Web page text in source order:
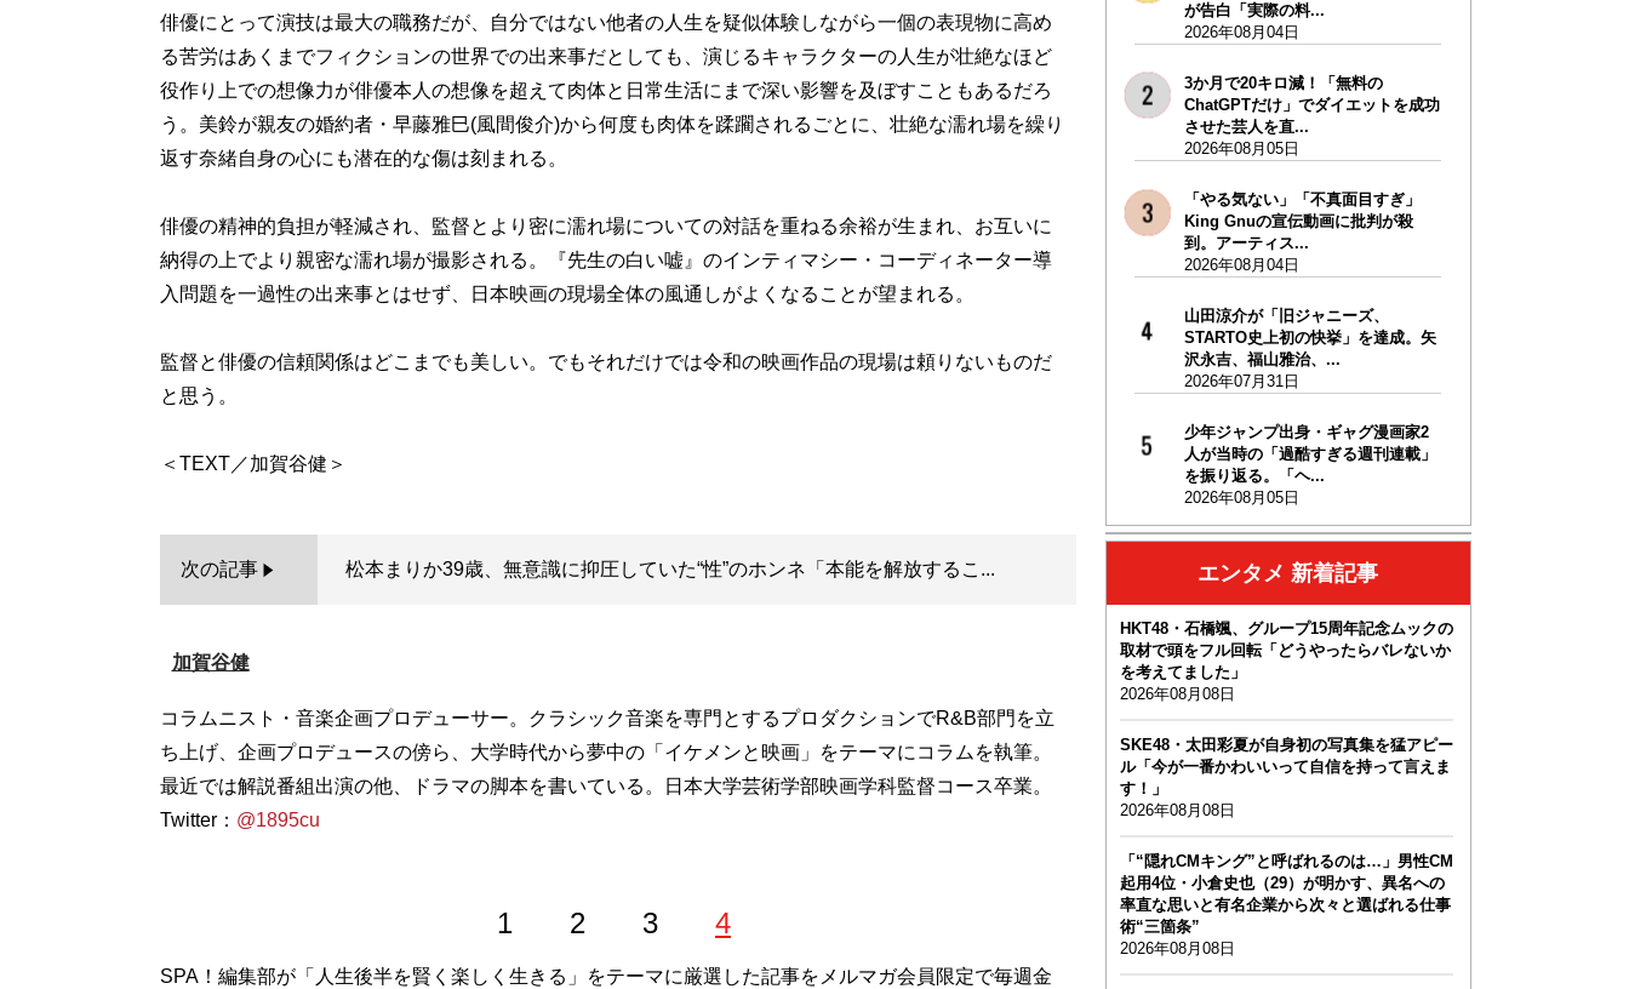
俳優にとって演技は最大の職務だが、自分ではない他者の人生を疑似体験しながら一個の表現物に高め
る苦労はあくまでフィクションの世界での出来事だとしても、演じるキャラクターの人生が壮絶なほど
役作り上での想像力が俳優本人の想像を超えて肉体と日常生活にまで深い影響を及ぼすこともあるだろ
う。美鈴が親友の婚約者・早藤雅巳(風間俊介)から何度も肉体を蹂躙されるごとに、壮絶な濡れ場を繰り
返す奈緒自身の心にも潜在的な傷は刻まれる。
俳優の精神的負担が軽減され、監督とより密に濡れ場についての対話を重ねる余裕が生まれ、お互いに
納得の上でより親密な濡れ場が撮影される。『先生の白い嘘』のインティマシー・コーディネーター導
入問題を一過性の出来事とはせず、日本映画の現場全体の風通しがよくなることが望まれる。
監督と俳優の信頼関係はどこまでも美しい。でもそれだけでは令和の映画作品の現場は頼りないものだ
と思う。
次の記事 松本まりか39歳、無意識に抑圧していた“性”のホンネ「本能を解放するこ...
加賀谷健
コラムニスト・音楽企画プロデューサー。クラシック音楽を専門とするプロダクションでR&B部門を立
ち上げ、企画プロデュースの傍ら、大学時代から夢中の「イケメンと映画」をテーマにコラムを執筆。
最近では解説番組出演の他、ドラマの脚本を書いている。日本大学芸術学部映画学科監督コース卒業。
Twitter： @1895cu
1 2 3 4
SPA！編集部が「人生後半を賢く楽しく生きる」をテーマに厳選した記事をメルマガ会員限定で毎週金
が告白「実際の料...
2026年08月04日
3か月で20キロ減！「無料の
ChatGPTだけ」でダイエットを成功
させた芸人を直...
2026年08月05日
「やる気ない」「不真面目すぎ」
King Gnuの宣伝動画に批判が殺
到。アーティス...
2026年08月04日
山田涼介が「旧ジャニーズ、
STARTO史上初の快挙」を達成。矢
沢永吉、福山雅治、...
2026年07月31日
少年ジャンプ出身・ギャグ漫画家2
人が当時の「過酷すぎる週刊連載」
を振り返る。「ヘ...
2026年08月05日
エンタメ 新着記事
HKT48・石橋颯、グループ15周年記念ムックの
取材で頭をフル回転「どうやったらバレないか
を考えてました」
2026年08月08日
SKE48・太田彩夏が自身初の写真集を猛アピー
ル「今が一番かわいいって自信を持って言えま
す！」
2026年08月08日
「“隠れCMキング”と呼ばれるのは…」男性CM
起用4位・小倉史也（29）が明かす、異名への
率直な思いと有名企業から次々と選ばれる仕事
術“三箇条”
2026年08月08日